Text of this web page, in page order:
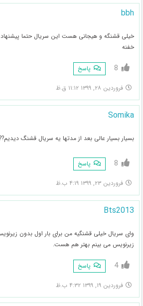
bbh
خیلی قشنگه و هیجانی هست این سریال حتما پیشنهاد
خفنه
8 پاسخ
فروردین ۲۸, ۱۳۹۹ ۱۱:۱۲ ق.ظ
Somika
بسیار بسیار عالی بعد از مدتها یه سریال قشنگ
8 پاسخ
فروردین ۲۳, ۱۳۹۹ ۴:۱۹ ب.ظ
Bts2013
وای سریال خیلی قشنگیه من برای بار اول بدون
زیرنویس می بینم بهتر هم هست.
4 پاسخ
فروردین ۱۹, ۱۳۹۹ ۴:۳۲ ب.ظ